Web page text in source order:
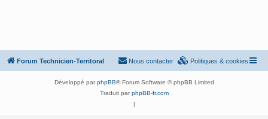
Forum Technicien-Territoral Politiques & cookies
Nous contacter
Développé parphpBB® Forum Software © phpBB Limited
Traduit parphpBB-fr.com
|